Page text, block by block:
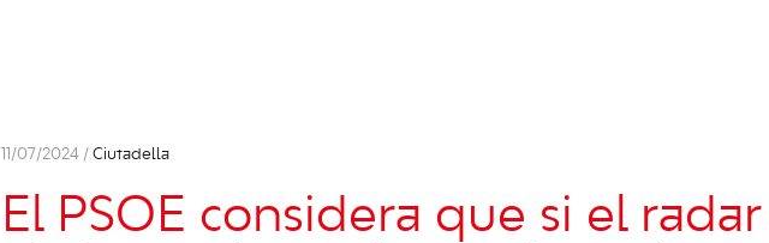
11/07/2024 / Ciutadella
El PSOE considera que si el